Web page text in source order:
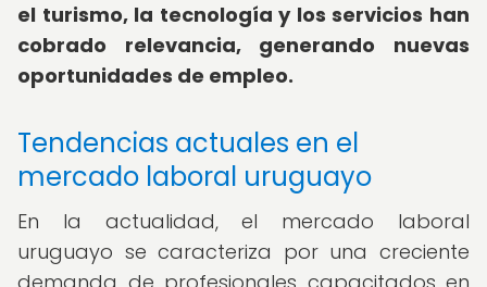
el turismo, la tecnología y los servicios han
cobrado relevancia, generando nuevas
oportunidades de empleo.
Tendencias actuales en el
mercado laboral uruguayo
En la actualidad, el mercado laboral
uruguayo se caracteriza por una creciente